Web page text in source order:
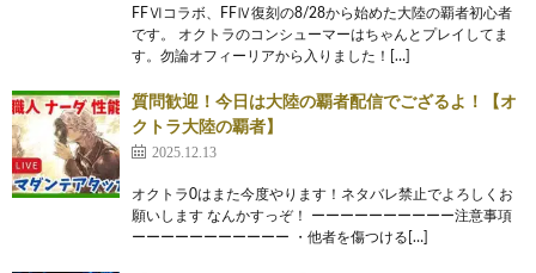
FFⅥコラボ、FFⅣ復刻の8/28から始めた大陸の覇者初心者
です。 オクトラのコンシューマーはちゃんとプレイしてま
す。勿論オフィーリアから入りました！[…]
質問歓迎！今日は大陸の覇者配信でござるよ！【オ
クトラ大陸の覇者】
2025.12.13
オクトラ0はまた今度やります！ネタバレ禁止でよろしくお
願いします なんかすっぞ！ ーーーーーーーーーー注意事項
ーーーーーーーーーーー ・他者を傷つける[…]